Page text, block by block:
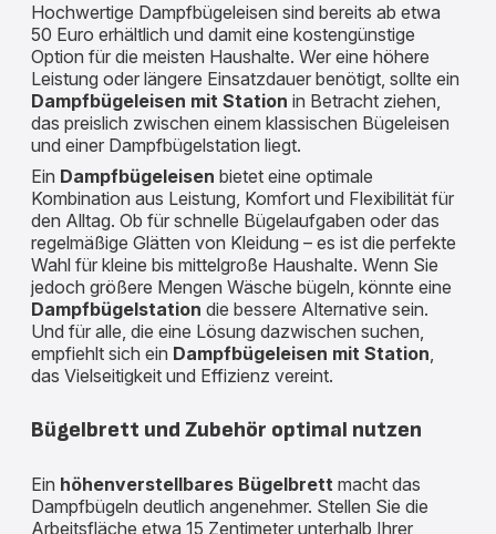
Hochwertige Dampfbügeleisen sind bereits ab etwa
50 Euro erhältlich und damit eine kostengünstige
Option für die meisten Haushalte. Wer eine höhere
Leistung oder längere Einsatzdauer benötigt, sollte ein
Dampfbügeleisen mit Station in Betracht ziehen,
das preislich zwischen einem klassischen Bügeleisen
und einer Dampfbügelstation liegt.
Ein Dampfbügeleisen bietet eine optimale
Kombination aus Leistung, Komfort und Flexibilität für
den Alltag. Ob für schnelle Bügelaufgaben oder das
regelmäßige Glätten von Kleidung – es ist die perfekte
Wahl für kleine bis mittelgroße Haushalte. Wenn Sie
jedoch größere Mengen Wäsche bügeln, könnte eine
Dampfbügelstation die bessere Alternative sein.
Und für alle, die eine Lösung dazwischen suchen,
empfiehlt sich ein Dampfbügeleisen mit Station,
das Vielseitigkeit und Effizienz vereint.
Bügelbrett und Zubehör optimal nutzen
Ein höhenverstellbares Bügelbrett macht das
Dampfbügeln deutlich angenehmer. Stellen Sie die
Arbeitsfläche etwa 15 Zentimeter unterhalb Ihrer